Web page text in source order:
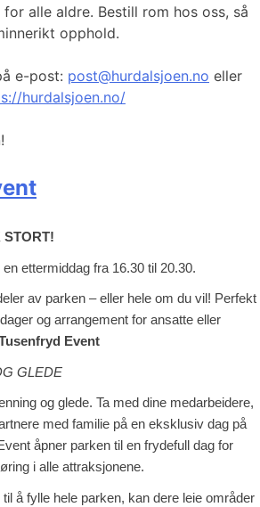
alle aldre. Bestill rom hos oss, så
opphold.
e-post: post@hurdalsjoen.no eller
hurdalsjoen.no/⁠
STORT!
ettermiddag fra 16.30 til 20.30.
av parken – eller hele om du vil! Perfekt
og arrangement for ansatte eller
Event
GLEDE
og glede. Ta med dine medarbeidere,
med familie på en eksklusiv dag på
åpner parken til en frydefull dag for
i alle attraksjonene.
å fylle hele parken, kan dere leie områder